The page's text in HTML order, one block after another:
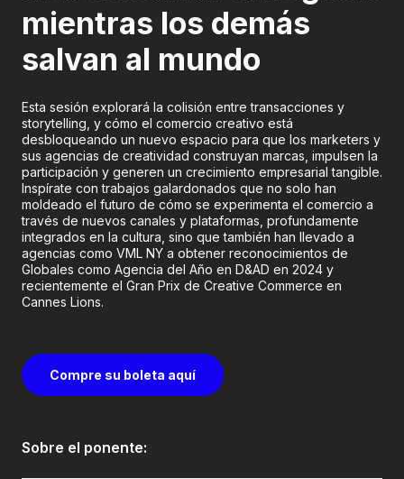
mientras los demás
salvan al mundo
Esta sesión explorará la colisión entre transacciones y
storytelling, y cómo el comercio creativo está
desbloqueando un nuevo espacio para que los marketers y
sus agencias de creatividad construyan marcas, impulsen la
participación y generen un crecimiento empresarial tangible.
Inspírate con trabajos galardonados que no solo han
moldeado el futuro de cómo se experimenta el comercio a
través de nuevos canales y plataformas, profundamente
integrados en la cultura, sino que también han llevado a
agencias como VML NY a obtener reconocimientos de
Globales como Agencia del Año en D&AD en 2024 y
recientemente el Gran Prix de Creative Commerce en
Cannes Lions.
Compre su boleta aquí
Sobre el ponente: